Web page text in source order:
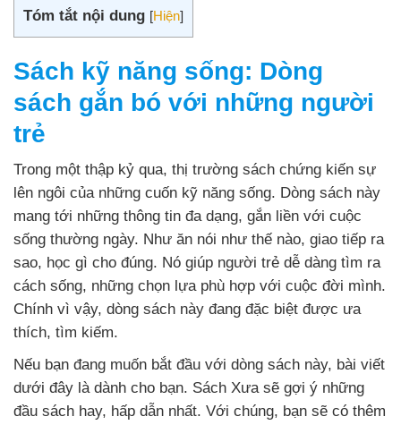
Tóm tắt nội dung [Hiện]
Sách kỹ năng sống: Dòng
sách gắn bó với những người
trẻ
Trong một thập kỷ qua, thị trường sách chứng kiến sự
lên ngôi của những cuốn kỹ năng sống. Dòng sách này
mang tới những thông tin đa dạng, gắn liền với cuộc
sống thường ngày. Như ăn nói như thế nào, giao tiếp ra
sao, học gì cho đúng. Nó giúp người trẻ dễ dàng tìm ra
cách sống, những chọn lựa phù hợp với cuộc đời mình.
Chính vì vậy, dòng sách này đang đặc biệt được ưa
thích, tìm kiếm.
Nếu bạn đang muốn bắt đầu với dòng sách này, bài viết
dưới đây là dành cho bạn. Sách Xưa sẽ gợi ý những
đầu sách hay, hấp dẫn nhất. Với chúng, bạn sẽ có thêm